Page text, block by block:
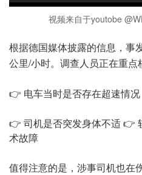
视频来自于youtobe
根据德国媒体披露的信息，事
公里/小时。调查人员正在重点
👉 电车当时是否存在超速情况
👉 司机是否突发身体不适👉
术故障
值得注意的是，涉事司机也在